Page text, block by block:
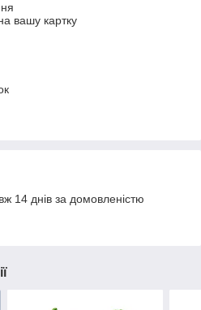
вашу картку
14 днів за домовленістю